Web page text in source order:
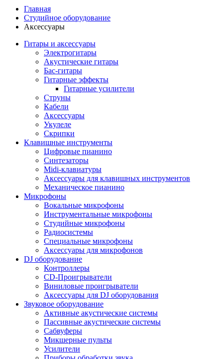
Главная
Студийное оборудование
Аксессуары
Гитары и аксессуары
Электрогитары
Акустические гитары
Бас-гитары
Гитарные эффекты
Гитарные усилители
Струны
Кабели
Аксессуары
Укулеле
Скрипки
Клавишные инструменты
Цифровые пианино
Синтезаторы
Midi-клавиатуры
Аксессуары для клавишных инструментов
Механическое пианино
Микрофоны
Вокальные микрофоны
Инструментальные микрофоны
Студийные микрофоны
Радиосистемы
Специальные микрофоны
Аксессуары для микрофонов
DJ оборудование
Контроллеры
CD-Проигрыватели
Виниловые проигрыватели
Аксессуары для DJ оборудования
Звуковое оборудование
Активные акустические системы
Пассивные акустические системы
Сабвуферы
Микшерные пульты
Усилители